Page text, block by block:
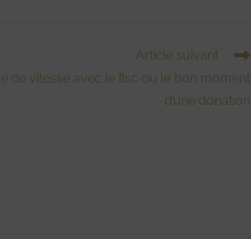
Article suivant
de vitesse avec le fisc ou le bon moment
d’une donation